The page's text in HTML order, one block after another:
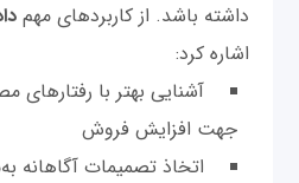
داشته باشد. از کاربردهای مهم
اشاره کرد:
آشنایی بهتر با
جهت افزایش فروش
اتخاذ تصمیمات آگاهانه